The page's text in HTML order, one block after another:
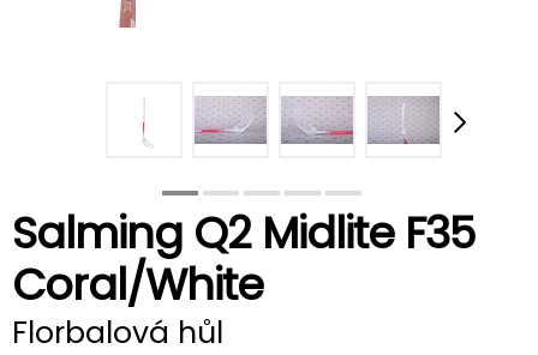
Salming Q2 Midlite F35
Coral/White
Florbalová hůl